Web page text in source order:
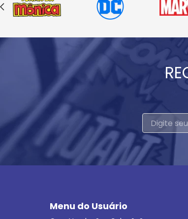
Menu do Usuário